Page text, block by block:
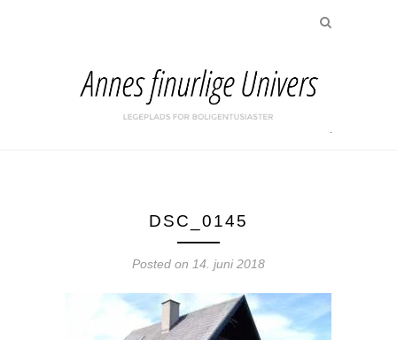
DSC_0145
Posted on 14. juni 2018